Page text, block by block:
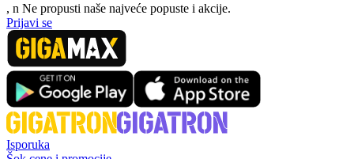
, n Ne propusti naše najveće popuste i akcije.
Prijavi se
Isporuka